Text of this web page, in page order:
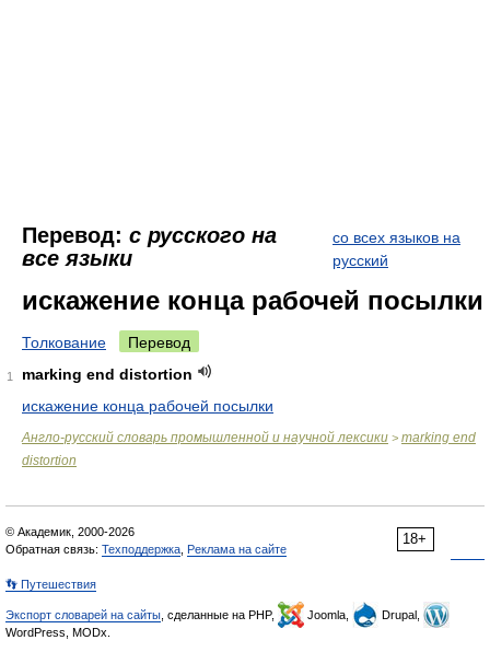
Перевод: с русского на
все языки
со всех языков на
русский
искажение конца рабочей посылки
Толкование Перевод
1
marking end distortion
искажение конца рабочей посылки
Англо-русский словарь промышленной и научной лексики > marking end
distortion
18+
© Академик, 2000-2026
Обратная связь: Техподдержка Реклама на сайте
👣 Путешествия
Экспорт словарей на сайты , сделанные на PHP, Joomla,
Drupal,
WordPress, MODx.